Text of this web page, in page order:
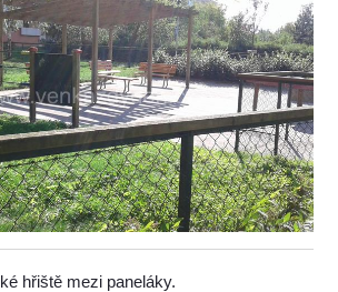
hřiště mezi paneláky.